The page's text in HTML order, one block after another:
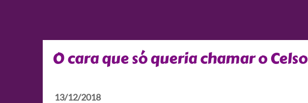
O cara que só queria chamar o Celso
13/12/2018